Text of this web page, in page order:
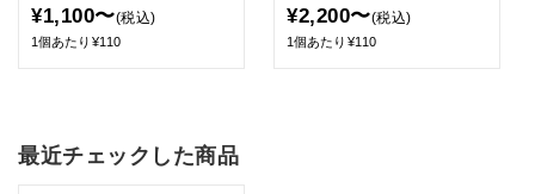
¥1,100〜(税込)
1個あたり¥110
¥2,200〜(税込)
1個あたり¥110
最近チェックした商品